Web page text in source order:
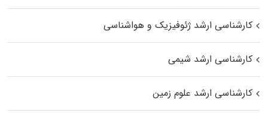
کارشناسی ارشد ژئوفیزیک و هواشناسی
کارشناسی ارشد شیمی
کارشناسی ارشد علوم زمین